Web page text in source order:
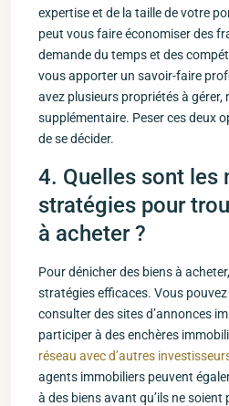
⁢expertise⁣ et de la taille de votre
peut vous faire économiser des
demande du temps et des
vous apporter un ⁤savoir-faire
avez plusieurs propriétés à gérer,
supplémentaire. Peser ‌ces deux
de se décider.
4. Quelles sont les
stratégies pour
à acheter ?
Pour dénicher⁣ des biens à
stratégies efficaces.⁣ Vous
consulter des⁢ sites ⁢d’annonces
participer à⁢ des enchères
réseau avec d’autres
⁤agents immobiliers peuvent
à des‌ biens avant qu’ils ne soient